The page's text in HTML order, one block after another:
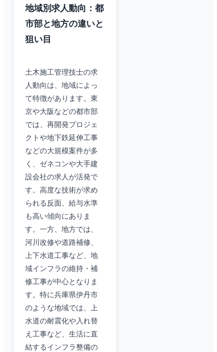
地域別求人動向：都
市部と地方の違いと
狙い目
土木施工管理技士の求
人動向は、地域によっ
て特徴があります。東
京や大阪などの都市部
では、再開発プロジェ
クトや地下鉄延伸工事
などの大規模案件が多
く、ゼネコンや大手建
設会社の求人が活発で
す。高度な技術が求め
られる反面、給与水準
も高い傾向にありま
す。一方、地方では、
河川改修や道路補修、
上下水道工事など、地
域インフラの維持・補
修工事が中心となりま
す。特に兵庫県伊丹市
のような地域では、上
水道の耐震化や入れ替
え工事など、生活に直
結するインフラ整備の